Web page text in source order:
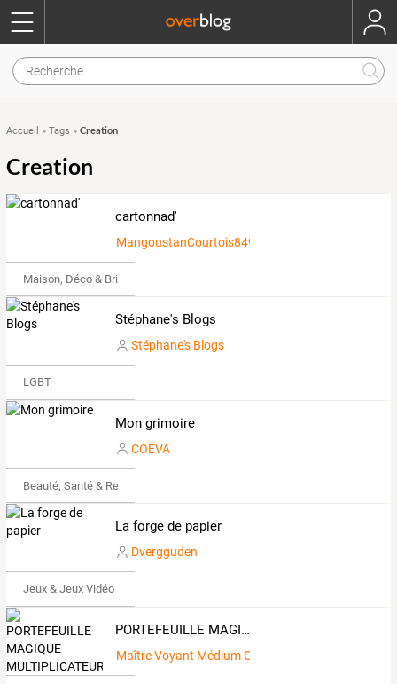
Accueil » Tags » Creation
Creation
cartonnad'
MangoustanCourtois849927
Maison, Déco & Bricolage
Stéphane's Blogs
Stéphane's Blogs
LGBT
Mon grimoire
COEVA
Beauté, Santé & Remise en forme
La forge de papier
Dvergguden
Jeux & Jeux Vidéo
PORTEFEUILLE MAGIQUE MULTIPLICATEUR D'ARGENT
Maître Voyant Médium Guérisseur traditionnel